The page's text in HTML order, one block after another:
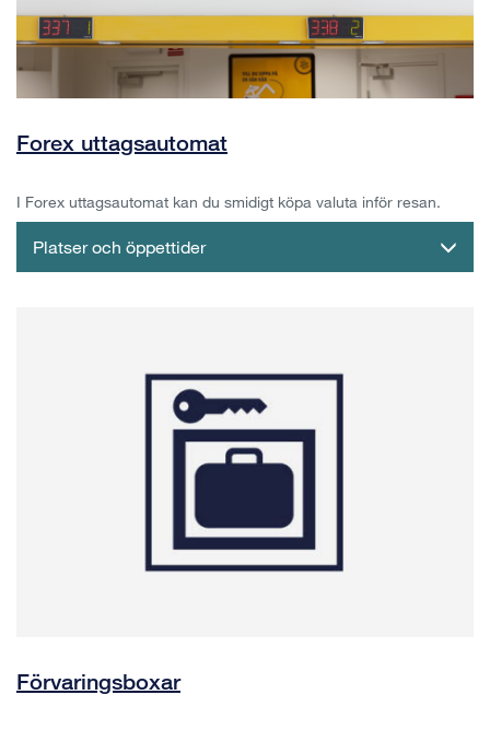
Forex uttagsautomat
I Forex uttagsautomat kan du smidigt köpa valuta inför resan.
Platser och öppettider
Förvaringsboxar